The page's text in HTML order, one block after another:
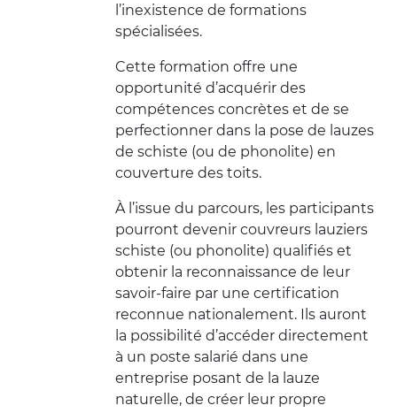
l’inexistence de formations
spécialisées.
Cette formation offre une
opportunité d’acquérir des
compétences concrètes et de se
perfectionner dans la pose de lauzes
de schiste (ou de phonolite) en
couverture des toits.
À l’issue du parcours, les participants
pourront devenir couvreurs lauziers
schiste (ou phonolite) qualifiés et
obtenir la reconnaissance de leur
savoir-faire par une certification
reconnue nationalement. Ils auront
la possibilité d’accéder directement
à un poste salarié dans une
entreprise posant de la lauze
naturelle, de créer leur propre